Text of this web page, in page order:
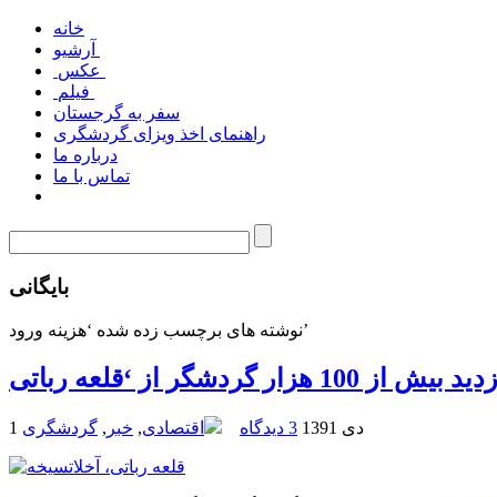
خانه
سفر به گرجستان
راهنمای اخذ ویزای گردشگری
درباره ما
تماس با ما
بایگانی
نوشته های برچسب زده شده ‘هزینه ورود’
1 دی 1391 3 دیدگاه اقتصادی, خبر , گردشگری